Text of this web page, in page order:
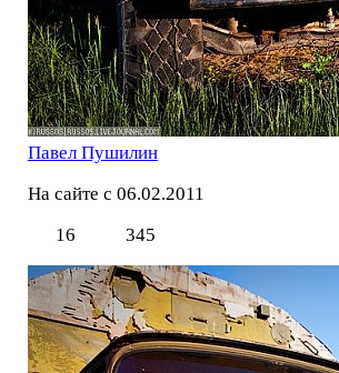
Павел Пушилин
На сайте с 06.02.2011
16
345